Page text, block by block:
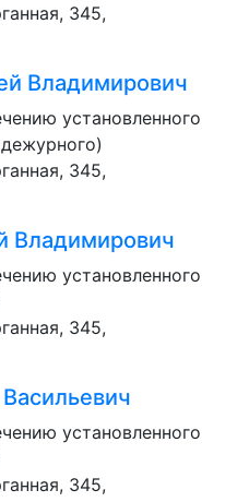
345,
Владимирович
установленного
345,
Владимирович
установленного
345,
установленного
345,